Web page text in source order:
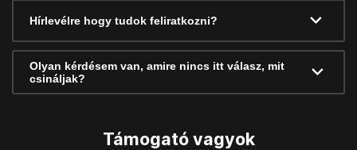
Hírlevélre hogy tudok feliratkozni?
Olyan kérdésem van, amire nincs itt válasz, mit
csináljak?
Támogató vagyok